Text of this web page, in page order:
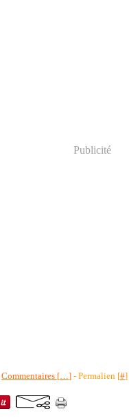
Publicité
Commentaires […] - Permalien [#]